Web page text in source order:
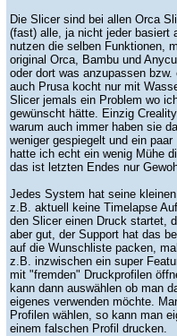
Die Slicer sind bei allen Orca
(fast) alle, ja nicht jeder basiert
nutzen die selben Funktionen,
original Orca, Bambu und
oder dort was anzupassen
auch Prusa kocht nur mit
Slicer jemals ein Problem wo
gewünscht hätte. Einzig
warum auch immer haben sie
weniger gespiegelt und ein
hatte ich echt ein wenig Mühe
das ist letzten Endes nur
Jedes System hat seine
z.B. aktuell keine Timelapse
den Slicer einen Druck startet,
aber gut, der Support hat das
auf die Wunschliste packen,
z.B. inzwischen ein super
mit "fremden" Druckprofilen
kann dann auswählen ob man
eigenes verwenden möchte.
Profilen wählen, so kann man
einem falschen Profil drucken.